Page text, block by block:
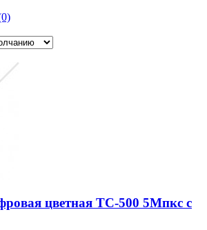
цветная ТС-500 5Мпкс с